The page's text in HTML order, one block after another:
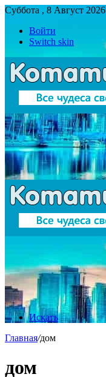
Суббота , 8 Август 2026
Войти
Switch skin
Искать
Главная/дом
дом